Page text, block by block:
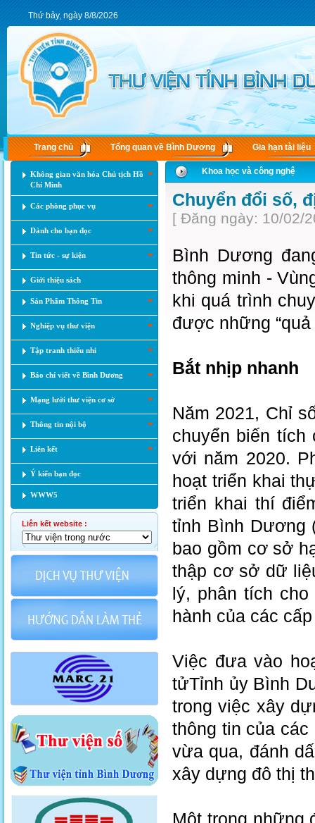
Thứ bảy, ngày 8/8/2026
Trang chủ Tổng quan về Bình Dương Gia hạn tài liệu
Không gian văn hóa Chủ tịch Hồ
Chí Minh
Các phòng phục vụ
Dành cho bạn đọc
Tin tức - sự kiện
Giới thiệu sách
Sản Phẩm Thông Tin
Nghiệp vụ thư viện
Tập tranh thiếu nhi
Báo chí viết về Bình Dương
Mạng lưới thư viện cơ sở
Thông tin nội bộ
Liên kết
Ý kiến bạn đọc
WWW5
Liên kết website :
Khoa học và công nghệ
Chuyển đổi số,
[ Đăng ngày: 10/02/
Bình Dương
thông minh -
khi quá trình
được những “quả
Bắt nhịp nhanh
Năm 2021, Chỉ
chuyển biến tích
với năm 2020.
hoạt triển khai
triển khai thí
tỉnh Bình Dương
bao gồm cơ sở
thập cơ sở dữ
lý, phân tích
hành của các
Việc đưa vào
tửTỉnh ủy Bình
trong việc xây
thông tin của
vừa qua, đánh
xây dựng đô thị
Một trong những